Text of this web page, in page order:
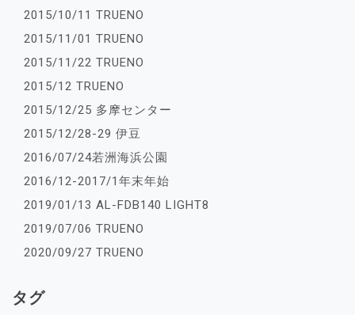
2015/10/11 TRUENO
2015/11/01 TRUENO
2015/11/22 TRUENO
2015/12 TRUENO
2015/12/25 多摩センター
2015/12/28-29 伊豆
2016/07/24若洲海浜公園
2016/12-2017/1年末年始
2019/01/13 AL-FDB140 LIGHT8
2019/07/06 TRUENO
2020/09/27 TRUENO
タグ